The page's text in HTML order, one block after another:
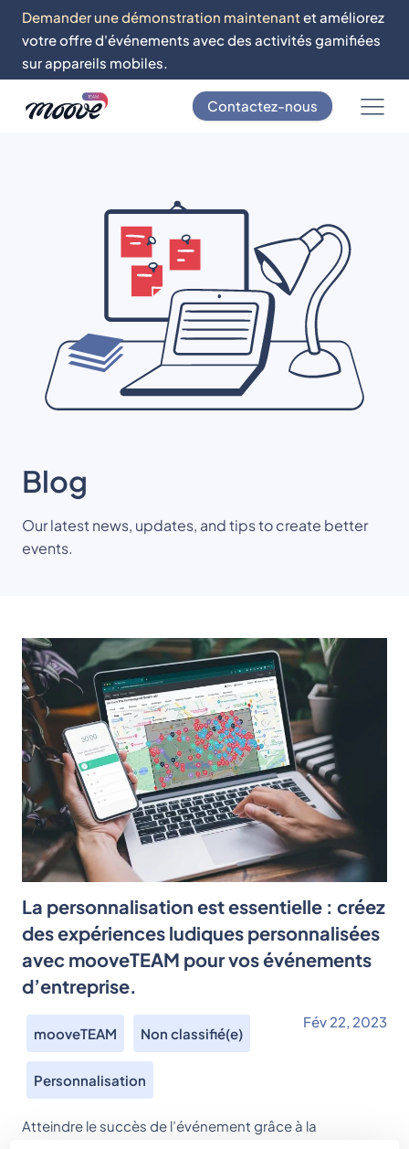
Demander une démonstration maintenant et améliorez
votre offre d'événements avec des activités gamifiées
sur appareils mobiles.
Contactez-nous
Blog
Our latest news, updates, and tips to create better
events.
La personnalisation est essentielle : créez
des expériences ludiques personnalisées
avec mooveTEAM pour vos événements
d’entreprise.
mooveTEAM Non classifié(e)
Personnalisation
Fév 22, 2023
Atteindre le succès de l’événement grâce à la